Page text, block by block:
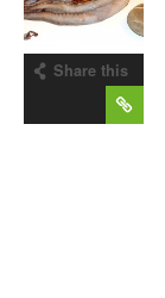
Share this